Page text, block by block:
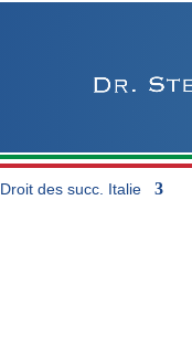
Droit des succ. Italie